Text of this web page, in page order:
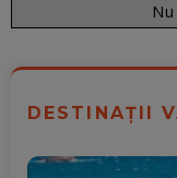
DESTINAȚII